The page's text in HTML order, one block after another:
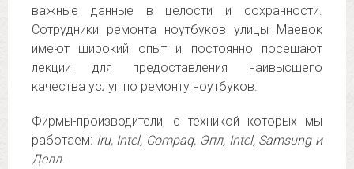
важные данные в целости и сохранности.
Сотрудники ремонта ноутбуков улицы Маевок
имеют широкий опыт и постоянно посещают
лекции для предоставления наивысшего
качества услуг по ремонту ноутбуков.
Фирмы-производители, с техникой которых мы
работаем: Iru, Intel, Compaq, Эпл, Intel, Samsung и
Делл.